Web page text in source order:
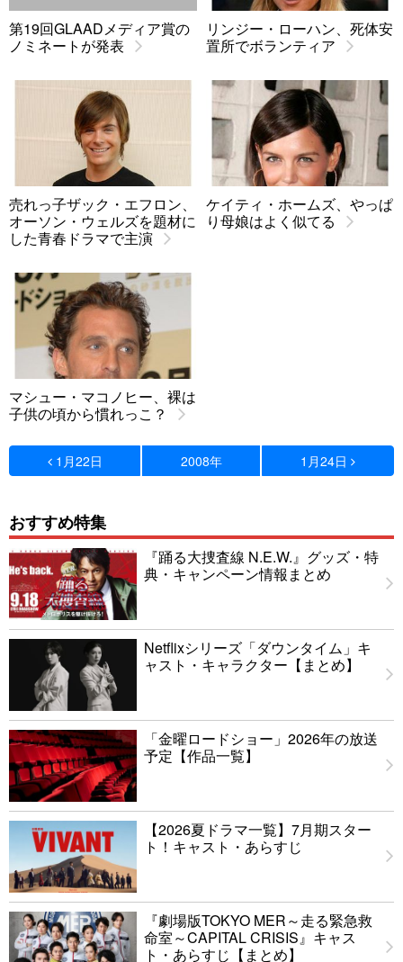
第19回GLAADメディア賞の
ノミネートが発表
リンジー・ローハン、死体安
置所でボランティア
売れっ子ザック・エフロン、
オーソン・ウェルズを題材に
した青春ドラマで主演
ケイティ・ホームズ、やっぱ
り母娘はよく似てる
マシュー・マコノヒー、裸は
子供の頃から慣れっこ？
1月22日 2008年 1月24日
おすすめ特集
『踊る大捜査線 N.E.W.』グッズ・特
典・キャンペーン情報まとめ
Netflixシリーズ「ダウンタイム」キ
ャスト・キャラクター【まとめ】
「金曜ロードショー」2026年の放送
予定【作品一覧】
【2026夏ドラマ一覧】7月期スター
ト！キャスト・あらすじ
『劇場版TOKYO MER～走る緊急救
命室～CAPITAL CRISIS』キャス
ト・あらすじ【まとめ】